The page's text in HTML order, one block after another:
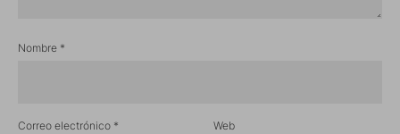
Nombre *
Correo electrónico * Web